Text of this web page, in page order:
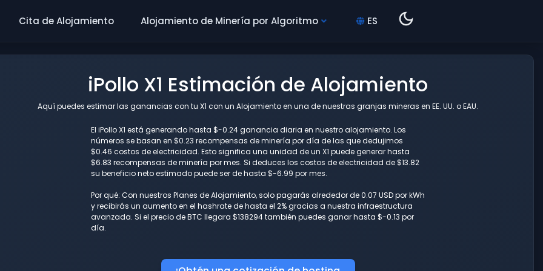
Cita de Alojamiento Alojamiento de Minería por Algoritmo ES
iPollo X1 Estimación de Alojamiento
Aquí puedes estimar las ganancias con tu X1 con un Alojamiento en una de nuestras granjas mineras en EE. UU. o EAU.
El iPollo X1 está generando hasta $-0.24 ganancia diaria en nuestro alojamiento. Los
números se basan en $0.23 recompensas de minería por día de las que dedujimos
$0.46 costos de electricidad. Esto significa una unidad de un X1 puede generar hasta
$6.83 recompensas de minería por mes. Si deduces los costos de electricidad de $13.82
su beneficio neto estimado puede ser de hasta $-6.99 por mes.
Por qué: Con nuestros Planes de Alojamiento, solo pagarás alrededor de 0.07 USD por kWh
y recibirás un aumento en el hashrate de hasta el 2% gracias a nuestra infraestructura
avanzada. Si el precio de BTC llegara $138294 también puedes ganar hasta $-0.13 por
día.